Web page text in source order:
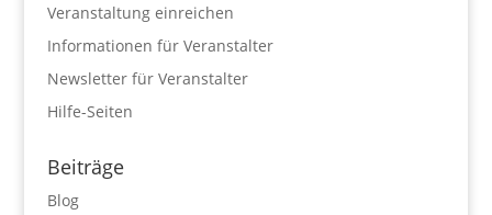
Veranstaltung einreichen
Informationen für Veranstalter
Newsletter für Veranstalter
Hilfe-Seiten
Beiträge
Blog